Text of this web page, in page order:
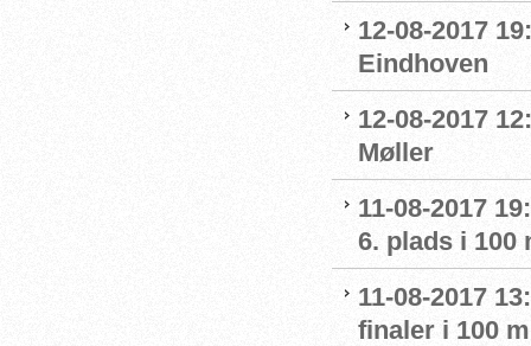
12-08-2017
Eindhoven
12-08-2017
Møller
11-08-2017
6. plads i 100
11-08-2017
finaler i 100